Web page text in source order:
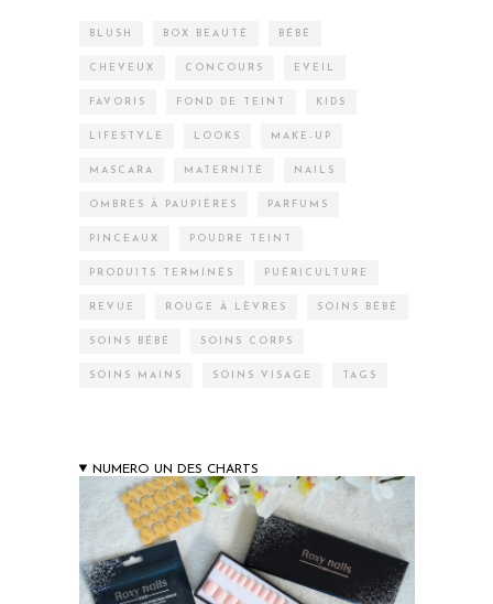
BLUSH BOX BEAUTÉ BÉBÉ
CHEVEUX CONCOURS EVEIL
FAVORIS FOND DE TEINT KIDS
LIFESTYLE LOOKS MAKE-UP
MASCARA MATERNITÉ NAILS
OMBRES À PAUPIÈRES PARFUMS
PINCEAUX POUDRE TEINT
PRODUITS TERMINÉS PUÉRICULTURE
REVUE ROUGE À LÈVRES SOINS BÉBÉ
SOINS BÉBÉ SOINS CORPS
SOINS MAINS SOINS VISAGE TAGS
NUMERO UN DES CHARTS